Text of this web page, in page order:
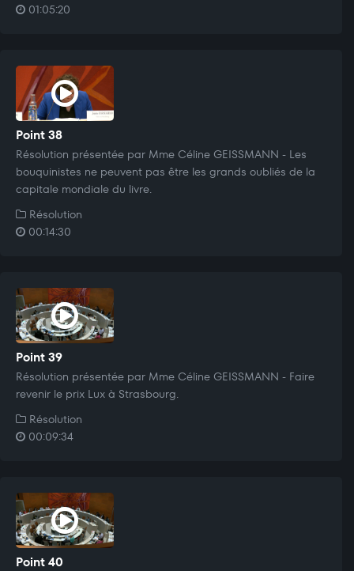
01:05:20
Point 38
Résolution présentée par Mme Céline GEISSMANN - Les
bouquinistes ne peuvent pas être les grands oubliés de la
capitale mondiale du livre.
Résolution
00:14:30
Point 39
Résolution présentée par Mme Céline GEISSMANN - Faire
revenir le prix Lux à Strasbourg.
Résolution
00:09:34
Point 40